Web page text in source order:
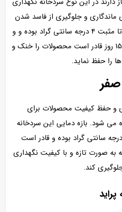
و جلوگیری از فاسد شدن
این محصولا در بازه مثبت 1 تا مثبت 4 درجه سانتی گراد بوده و و
تنها برای مدت کوتاه حدودا 15 روز قادر است محصولات را خنک و
را حفظ نماید.
صفر
و حفظ کیفیت محصولات برای
می شود. بازه دمایی این سردخانه
در بین منفی 12 تا منفی 23 درجه سانتی گراد بوده و قادر است
صورت تازه و با کیفیت نگهداری
کند.